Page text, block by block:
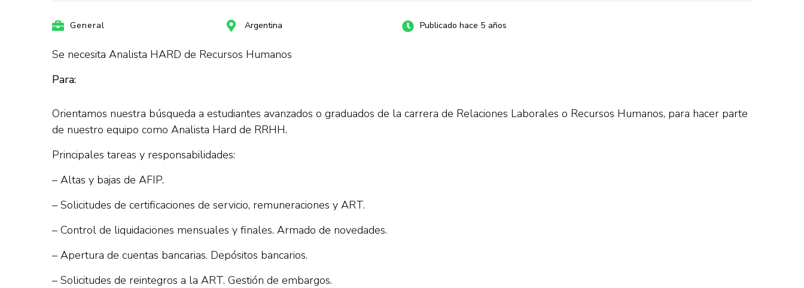
General Argentina Publicado hace 5 años
Se necesita Analista HARD de Recursos Humanos
Para:
Orientamos nuestra búsqueda a estudiantes avanzados o graduados de la carrera de Relaciones Laborales o Recursos Humanos, para hacer parte
de nuestro equipo como Analista Hard de RRHH.
Principales tareas y responsabilidades:
– Altas y bajas de AFIP.
– Solicitudes de certificaciones de servicio, remuneraciones y ART.
– Control de liquidaciones mensuales y finales. Armado de novedades.
– Apertura de cuentas bancarias. Depósitos bancarios.
– Solicitudes de reintegros a la ART. Gestión de embargos.